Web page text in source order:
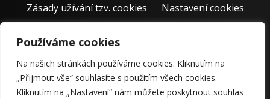
Používáme cookies
Na našich stránkách používáme cookies. Kliknutím na
„Přijmout vše“ souhlasíte s použitím všech cookies.
Kliknutím na „Nastavení“ nám můžete poskytnout souhlas
Zásady užívání tzv. cookies
Nastavení cookies